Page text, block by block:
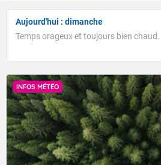
Aujourd'hui : dimanche
Temps orageux et toujours bien chaud.
INFOS MÉTÉO